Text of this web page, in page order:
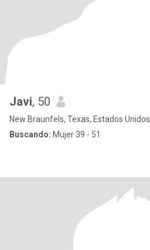
Javi, 50
New Braunfels, Texas, Estados Unidos
Buscando: Mujer 39 - 51